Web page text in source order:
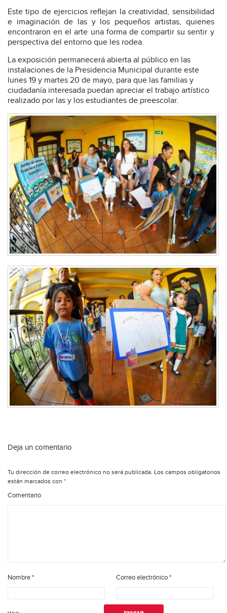
Este tipo de ejercicios reflejan la creatividad, sensibilidad
e imaginación de las y los pequeños artistas, quienes
encontraron en el arte una forma de compartir su sentir y
perspectiva del entorno que les rodea.
La exposición permanecerá abierta al público en las
instalaciones de la Presidencia Municipal durante este
lunes 19 y martes 20 de mayo, para que las familias y
ciudadanía interesada puedan apreciar el trabajo artístico
realizado por las y los estudiantes de preescolar.
Deja un comentario
Tu dirección de correo electrónico no será publicada. Los campos obligatorios
están marcados con *
Comentario
Nombre* Correo electrónico*